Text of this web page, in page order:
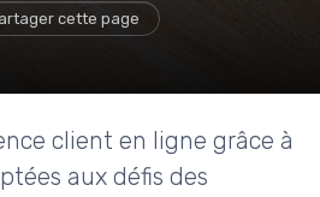
cette page
client en ligne grâce à
aux défis des